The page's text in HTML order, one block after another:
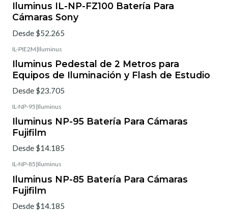
Iluminus IL-NP-FZ100 Batería Para
Cámaras Sony
Desde $52.265
IL-PIE2M |Iluminus
Iluminus Pedestal de 2 Metros para
Equipos de Iluminación y Flash de Estudio
Desde $23.705
IL-NP-95 |Iluminus
Iluminus NP-95 Batería Para Cámaras
Fujifilm
Desde $14.185
IL-NP-85 |Iluminus
Iluminus NP-85 Batería Para Cámaras
Fujifilm
Desde $14.185